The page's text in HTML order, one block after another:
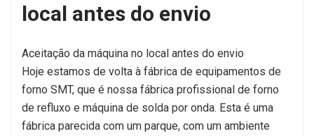
local antes do envio
Aceitação da máquina no local antes do envio
Hoje estamos de volta à fábrica de equipamentos de
forno SMT, que é nossa fábrica profissional de forno
de refluxo e máquina de solda por onda. Esta é uma
fábrica parecida com um parque, com um ambiente